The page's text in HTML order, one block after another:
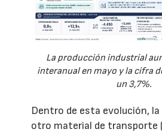
La producción industrial
interanual en mayo y la cifra
un 3,7%.
Dentro de esta evolución,
otro material de transporte